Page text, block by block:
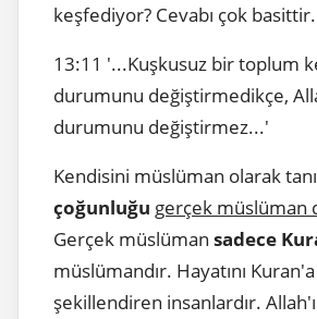
keşfediyor? Cevabı çok basittir.
13:11 '...Kuşkusuz bir toplum
durumunu değiştirmedikçe,
durumunu değiştirmez...'
Kendisini müslüman olarak
çoğunluğu gerçek müslüman
Gerçek müslüman sadece
müslümandır. Hayatını
şekillendiren insanlardır.